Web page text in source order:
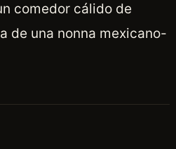
comedor cálido de
de una nonna mexicano-